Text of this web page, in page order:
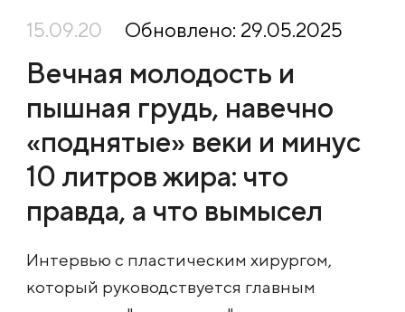
15.09.20 Обновлено: 29.05.2025
Вечная молодость и
пышная грудь, навечно
«поднятые» веки и минус
10 литров жира: что
правда, а что вымысел
Интервью с пластическим хирургом,
который руководствуется главным